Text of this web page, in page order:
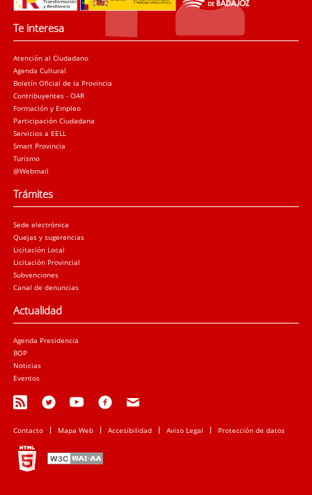
Te interesa
Atención al Ciudadano
Agenda Cultural
Boletín Oficial de la Provincia
Contribuyentes - OAR
Formación y Empleo
Participación Ciudadana
Servicios a EELL
Smart Provincia
Turismo
@Webmail
Trámites
Sede electrónica
Quejas y sugerencias
Licitación Local
Licitación Provincial
Subvenciones
Canal de denuncias
Actualidad
Agenda Presidencia
BOP
Noticias
Eventos
Contacto Mapa Web Accesibilidad Aviso Legal Protección de datos